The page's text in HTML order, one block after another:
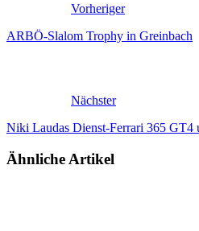
Vorheriger
ARBÖ-Slalom Trophy in Greinbach
Nächster
Niki Laudas Dienst-Ferrari 365 GT4
Ähnliche Artikel